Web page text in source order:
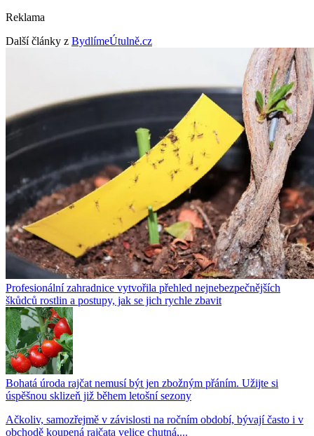
Reklama
Další články z BydlímeÚtulně.cz
Profesionální zahradnice vytvořila přehled nejnebezpečnějších
škůdců rostlin a postupy, jak se jich rychle zbavit
Bohatá úroda rajčat nemusí být jen zbožným přáním. Užijte si
úspěšnou sklizeň již během letošní sezony
Ačkoliv, samozřejmě v závislosti na ročním období, bývají často i v
obchodě koupená rajčata velice chutná,...